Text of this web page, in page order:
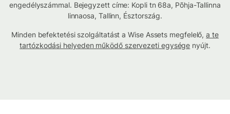
engedélyszámmal. Bejegyzett címe: Kopli tn 68a, Põhja-Tallinna
linnaosa, Tallinn, Észtország.
Minden befektetési szolgáltatást a Wise Assets megfelelő,a te
tartózkodási helyeden működő szervezeti egysége nyújt.